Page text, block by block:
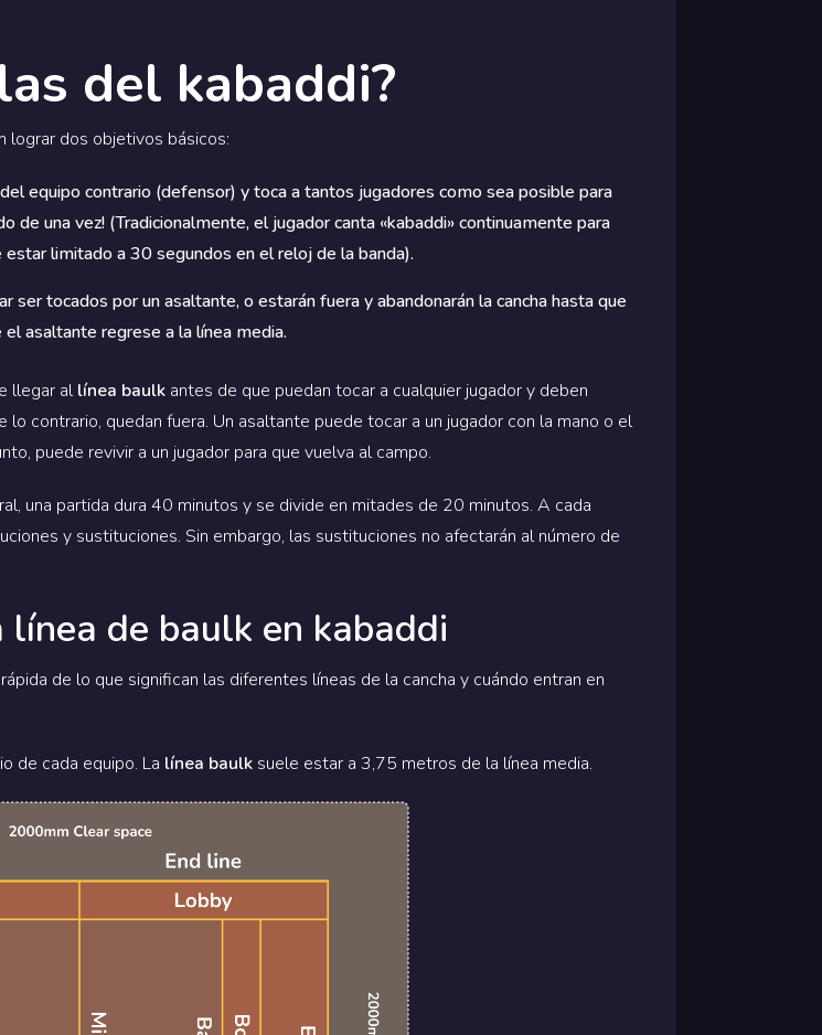
del kabaddi?
lograr dos objetivos básicos:
equipo contrario (defensor) y toca a tantos jugadores como sea posible para
de una vez! (Tradicionalmente, el jugador canta «kabaddi» continuamente para
limitado a 30 segundos en el reloj de la banda).
tocados por un asaltante, o estarán fuera y abandonarán la cancha hasta que
asaltante regrese a la línea media.
llegar allínea baulk antes de que puedan tocar a cualquier jugador y deben
contrario, quedan fuera. Un asaltante puede tocar a un jugador con la mano o el
puede revivir a un jugador para que vuelva al campo.
una partida dura 40 minutos y se divide en mitades de 20 minutos. A cada
y sustituciones. Sin embargo, las sustituciones no afectarán al número de
de baulk en kabaddi
de lo que significan las diferentes líneas de la cancha y cuándo entran en
de cada equipo. La línea baulk suele estar a 3,75 metros de la línea media.